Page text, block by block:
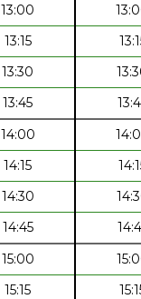
13:00
13:15
13:30
13:45
14:00
14:15
14:30
14:45
15:00
15:15